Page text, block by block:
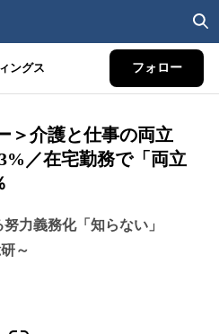
ングス フォロー
＞介護と仕事の両立
／在宅勤務で「両立
力義務化「知らない」
～